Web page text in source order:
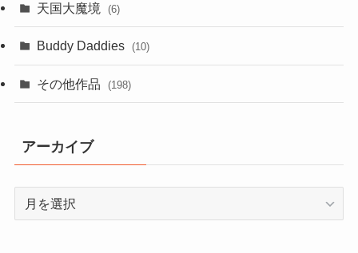
天国大魔境 (6)
Buddy Daddies (10)
その他作品 (198)
アーカイブ